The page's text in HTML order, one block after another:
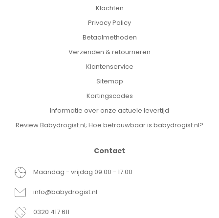
Klachten
Privacy Policy
Betaalmethoden
Verzenden & retourneren
Klantenservice
Sitemap
Kortingscodes
Informatie over onze actuele levertijd
Review Babydrogist.nl; Hoe betrouwbaar is babydrogist.nl?
Contact
Maandag - vrijdag 09.00 - 17.00
info@babydrogist.nl
0320 417 611